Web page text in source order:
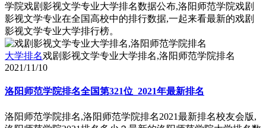
学院戏剧影视文学专业大学排名数据公布,洛阳师范学院戏剧
影视文学专业在全国高校中的排行数据,一起来看最新的戏剧
影视文学专业大学排行榜。
大学排名戏剧影视文学专业大学排名,洛阳师范学院排名
2021/11/10
洛阳师范学院排名全国第321位_2021年最新排名
洛阳师范学院排名,洛阳师范学院排名2021最新排名校友会版,